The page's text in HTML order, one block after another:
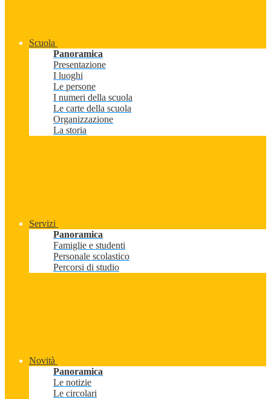
Scuola
Panoramica
Presentazione
I luoghi
Le persone
I numeri della scuola
Le carte della scuola
Organizzazione
La storia
Servizi
Panoramica
Famiglie e studenti
Personale scolastico
Percorsi di studio
Novità
Panoramica
Le notizie
Le circolari